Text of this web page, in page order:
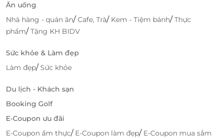
Ăn uống
Nhà hàng - quán ăn/Cafe, Trà/ Kem - Tiệm bánh/Thực
phẩm/Tặng KH BIDV
Sức khỏe & Làm đẹp
Làm đẹp/Sức khỏe
Du lịch - Khách sạn
Booking Golf
E-Coupon ưu đãi
E-Coupon ẩm thực/ E-Coupon làm đẹp/ E-Coupon mua sắm